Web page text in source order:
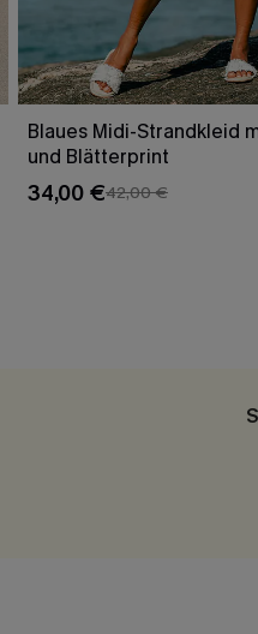
Blaues Midi-Strandkleid
und Blätterprint
34,00 €42,00 €